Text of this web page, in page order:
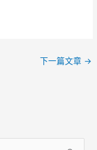
下一篇文章 →